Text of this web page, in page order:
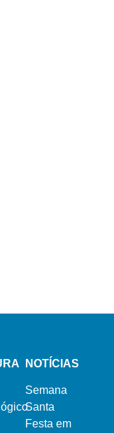
NOTÍCIAS
Semana
Santa
Festa em